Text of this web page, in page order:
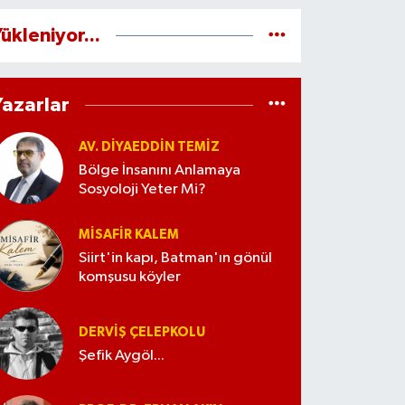
AV. DIYAEDDIN TEMIZ
Bölge İnsanını Anlamaya
Sosyoloji Yeter Mi?
MISAFIR KALEM
Siirt'in kapı, Batman'ın gönül
komşusu köyler
DERVIŞ ÇELEPKOLU
Şefik Aygöl...